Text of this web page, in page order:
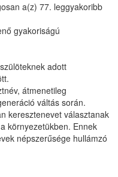
a(z) 77. leggyakoribb
gyakoriságú
adott
átmenetileg
váltás során.
keresztenevet választanak
környezetükben. Ennek
népszerűsége hullámzó